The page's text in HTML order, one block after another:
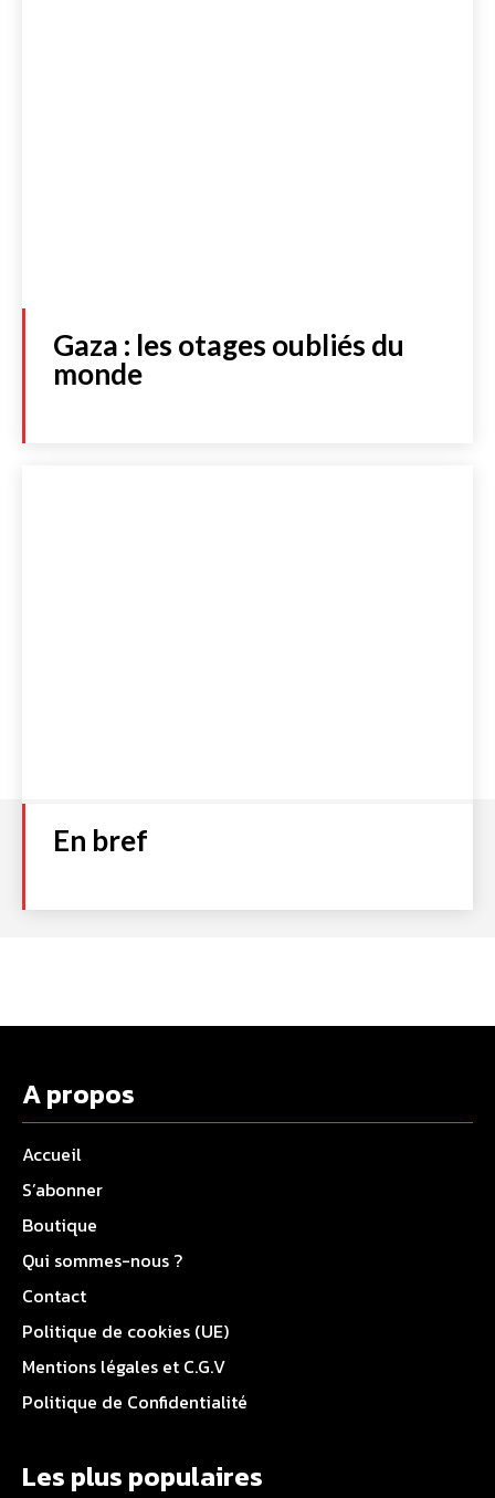
Gaza : les otages oubliés du
monde
En bref
A propos
Accueil
S’abonner
Boutique
Qui sommes-nous ?
Contact
Politique de cookies (UE)
Mentions légales et C.G.V
Politique de Confidentialité
Les plus populaires